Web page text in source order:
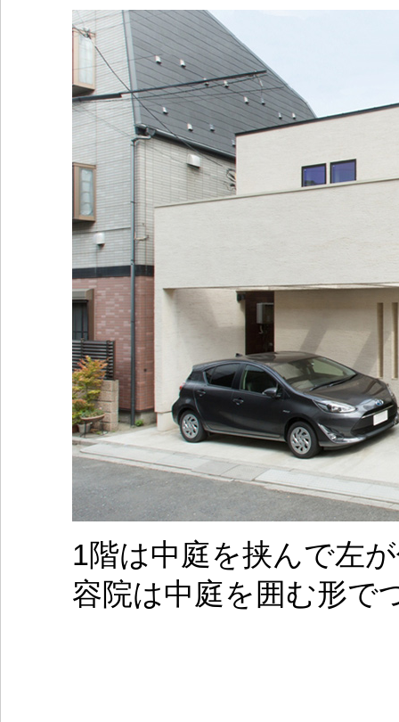
1階は中庭を挟んで左
容院は中庭を囲む形で